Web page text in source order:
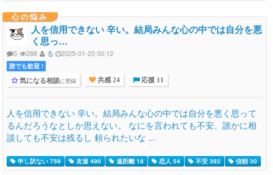
心の悩み
人を信用できない 辛い。結局みんな心の中では自分を悪
く思っ…
5 288 る 2025-01-20 00:12
誰でも歓迎 !
気になる相談に登録 共感 24 応援 11
人を信用できない 辛い。結局みんな心の中では自分を悪く思って
るんだろうなとしか思えない。 なにを言われても不安、誰かに相
談しても不安は残るし 頼られたいな ...
申し訳ない 759 友達 490 遠距離 18 恋人 54 不安 392 信頼 30